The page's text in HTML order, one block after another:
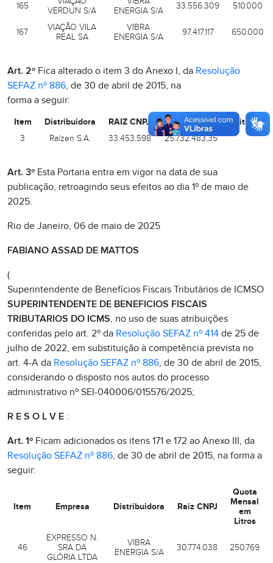
165
VERDUN S/A
ENERGIA S/A
33.556.309 510.000
167
VIAÇÃO VILA
REAL SA
VIBRA
ENERGIA S/A
97.417.117 650.000
Art. 2º Fica alterado o item 3 do Anexo I, da Resolução
SEFAZ nº 886, de 30 de abril de 2015, na
forma a seguir:
Item Distribuidora RAIZ CNPJ
Quota mensal em litros
3
Raízen S.A. 33.453.598 25.732.483,35
Art. 3º Esta Portaria entra em vigor na data de sua
publicação, retroagindo seus efeitos ao dia 1º de maio de
2025.
Rio de Janeiro, 06 de maio de 2025
FABIANO ASSAD DE MATTOS
(
Superintendente de Benefícios Fiscais Tributários de ICMSO
SUPERINTENDENTE DE BENEFICIOS FISCAIS
TRIBUTARIOS DO ICMS, no uso de suas atribuições
conferidas pelo art. 2º da Resolução SEFAZ nº 414 de 25 de
julho de 2022, em substituição à competência prevista no
art. 4-A da Resolução SEFAZ nº 886, de 30 de abril de 2015,
considerando o disposto nos autos do processo
administrativo nº SEI-040006/015576/2025;
R E S O L V E :
Art. 1º Ficam adicionados os itens 171 e 172 ao Anexo III, da
Resolução SEFAZ nº 886, de 30 de abril de 2015, na forma a
seguir:
Item Empresa Distribuidora Raiz CNPJ
Quota
Mensal
em
Litros
46
EXPRESSO N.
SRA DA
GLÓRIA LTDA
VIBRA
ENERGIA S/A
30.774.038 250.769